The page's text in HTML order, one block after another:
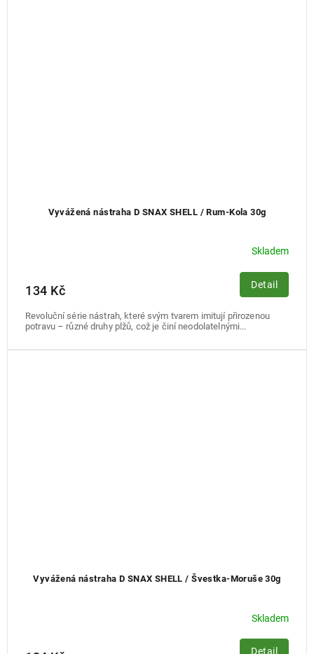
Vyvážená nástraha D SNAX SHELL / Rum-Kola 30g
Skladem
134 Kč Detail
Revoluční série nástrah, které svým tvarem imitují přirozenou
potravu – různé druhy plžů, což je činí neodolatelnými...
Vyvážená nástraha D SNAX SHELL / Švestka-Moruše 30g
Skladem
Detail